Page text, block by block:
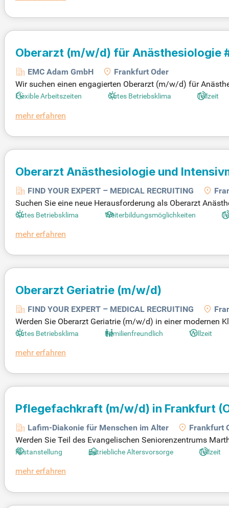
Oberarzt (m/w/d) für Anästhesiologie
EMC Adam GmbH
Frankfurt Oder
Wir suchen einen engagierten Oberarzt (m/w/d) für
nem Team, das alle modernen Anästhesieverfahren,
und vielfältige Sozialleistungen in einem flexiblen
ung!
Flexible Arbeitszeiten Gutes Betriebsklima Teilzeit
mehr erfahren
Oberarzt Anästhesiologie und
FIND YOUR EXPERT – MEDICAL RECRUITING
Suchen Sie eine neue Herausforderung als Oberarzt
Betten erwartet Sie ein verantwortungsvolles
uche und Ihrer persönlichen Eingliederung. Werden Sie
Gutes Betriebsklima Weiterbildungsmöglichkeiten
mehr erfahren
Oberarzt Geriatrie (m/w/d)
FIND YOUR EXPERT – MEDICAL RECRUITING
Werden Sie Oberarzt Geriatrie (m/w/d) in einer modernen
ion, die fachliche Breite und Eigenständigkeit bietet.
hen Weiterentwicklung und gestalten Sie aktiv klinische
Gutes Betriebsklima Familienfreundlich Vollzeit
mehr erfahren
Pflegefachkraft (m/w/d) in Frankfurt
Lafim-Diakonie für Menschen im Alter
Frankfurt
Werden Sie Teil des Evangelischen Seniorenzentrums
0-35 Std./Woche). Ihre Ausbildung als Pflegefachkraft,
gelten Urlaubsanspruch von mindestens 30 Tagen.
Festanstellung Betriebliche Altersvorsorge Teilzeit
mehr erfahren